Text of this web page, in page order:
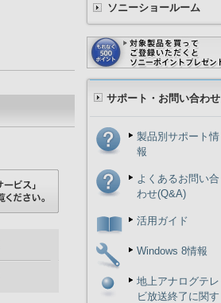
ソニーショールーム
サポート・お問い合わせ
製品別サポート情
報
よくあるお問い合
わせ(Q&A)
活用ガイド
Windows 8情報
地上アナログテレ
ビ放送終了に関す